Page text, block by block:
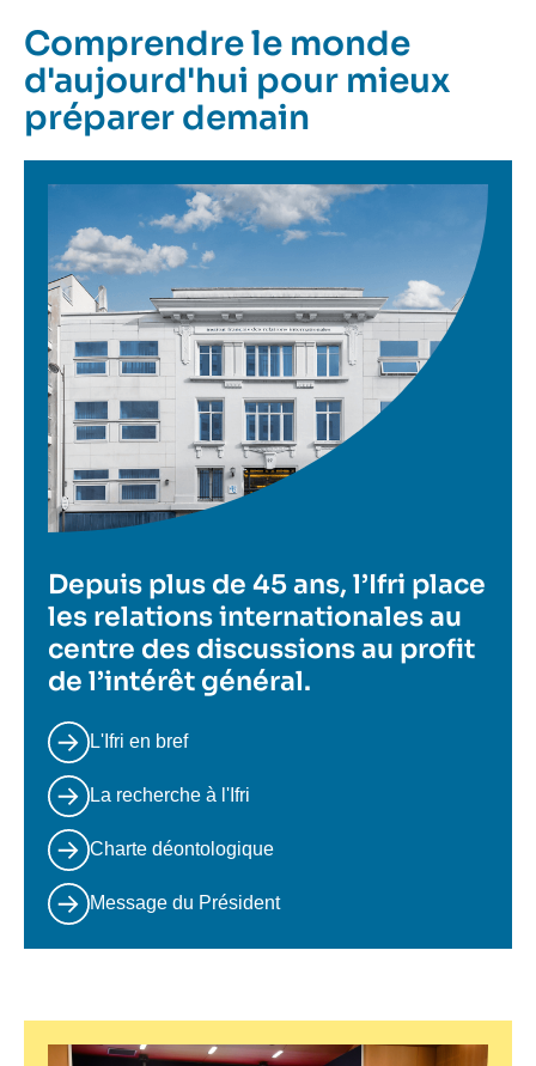
Comprendre le monde
d'aujourd'hui pour mieux
préparer demain
Image
Depuis plus de 45 ans, l’Ifri place
les relations internationales au
centre des discussions au profit
de l’intérêt général.
L'Ifri en bref
La recherche à l'Ifri
Charte déontologique
Message du Président